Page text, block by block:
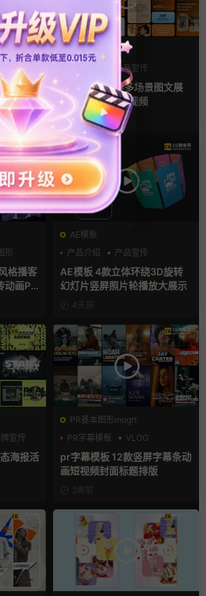
模板
纸人物
AE模板
产品宣传
产品展示
AE模板 横竖屏多场景图文展
示排版产品宣传视频
3天前
形
格播客
动画PR
AE模板
产品介绍
产品宣传
产品展示
AE模板 4款立体环绕3D旋转
幻灯片竖屏照片轮播放大展示
4天前
宣传
海报活
PR基本图形mogrt
PR字幕模板
VLOG
人物介绍
pr字幕模板 12款竖屏字幕条动
画短视频封面标题排版
2周前